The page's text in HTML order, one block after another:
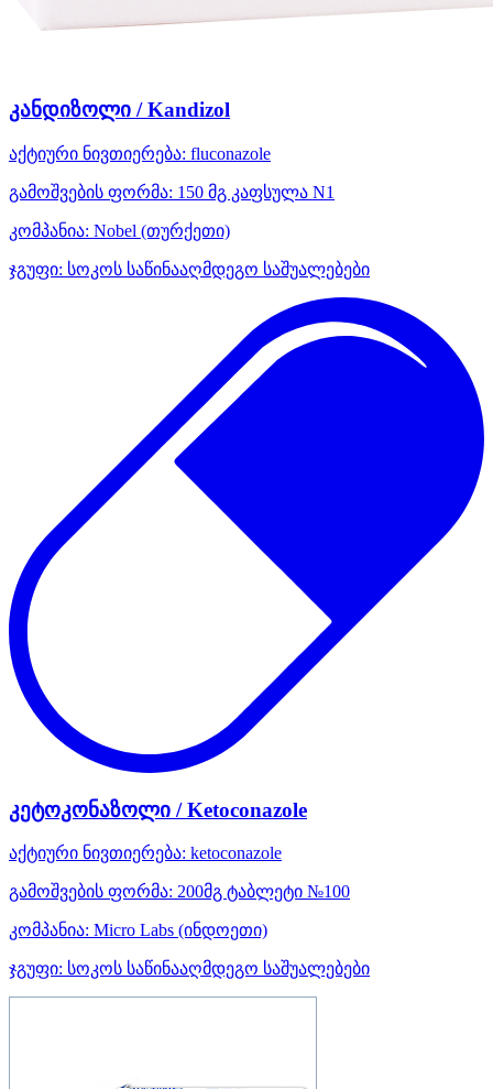
კანდიზოლი / Kandizol
აქტიური ნივთიერება: fluconazole
გამოშვების ფორმა: 150 მგ კაფსულა N1
კომპანია: Nobel (თურქეთი)
ჯგუფი: სოკოს საწინააღმდეგო საშუალებები
კეტოკონაზოლი / Ketoconazole
აქტიური ნივთიერება: ketoconazole
გამოშვების ფორმა: 200მგ ტაბლეტი №100
კომპანია: Micro Labs (ინდოეთი)
ჯგუფი: სოკოს საწინააღმდეგო საშუალებები